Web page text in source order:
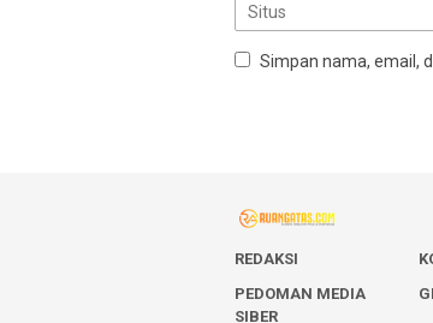
Simpan nama, email,
REDAKSI
PEDOMAN MEDIA
SIBER